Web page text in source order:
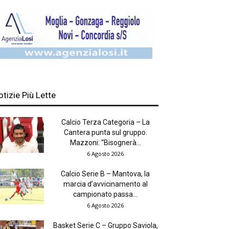
Più Lette
Calcio Terza Categoria – La
Cantera punta sul gruppo.
Mazzoni: “Bisognerà...
6 Agosto 2026
Calcio Serie B – Mantova, la
marcia d’avvicinamento al
campionato passa...
6 Agosto 2026
Basket Serie C – Gruppo Saviola,